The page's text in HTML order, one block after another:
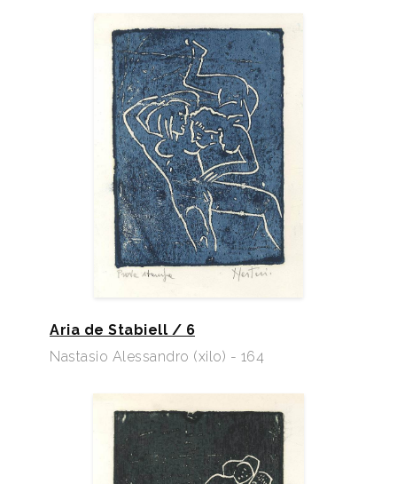
Aria de Stabiell / 6
Nastasio Alessandro (xilo) - 164